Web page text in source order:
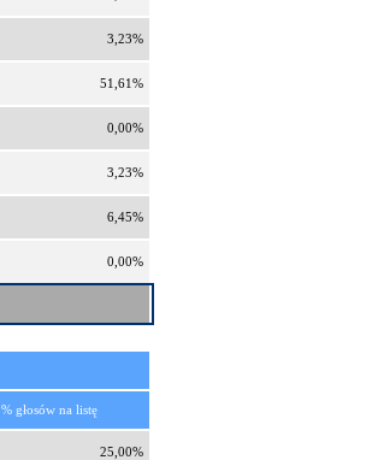
3,23%
51,61%
0,00%
3,23%
6,45%
0,00%
% głosów na listę
25,00%